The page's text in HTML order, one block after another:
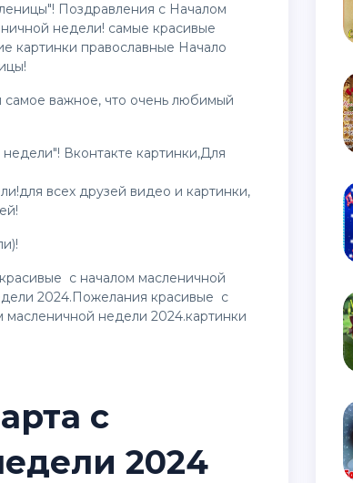
Поздравления с Началом
недели! самые красивые
картинки православные Начало
важное, что очень любимый
Вконтакте картинки,Для
всех друзей видео и картинки,
с началом масленичной
2024.Пожелания красивые с
недели 2024.картинки
с
2024